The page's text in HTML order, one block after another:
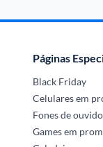
Páginas
Black Friday
Celulares em
Fones de
Games em